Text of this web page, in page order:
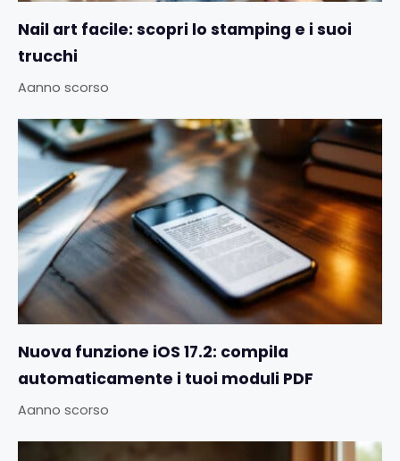
Nail art facile: scopri lo stamping e i suoi
trucchi
Aanno scorso
Nuova funzione iOS 17.2: compila
automaticamente i tuoi moduli PDF
Aanno scorso